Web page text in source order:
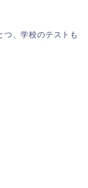
つ、学校のテストも